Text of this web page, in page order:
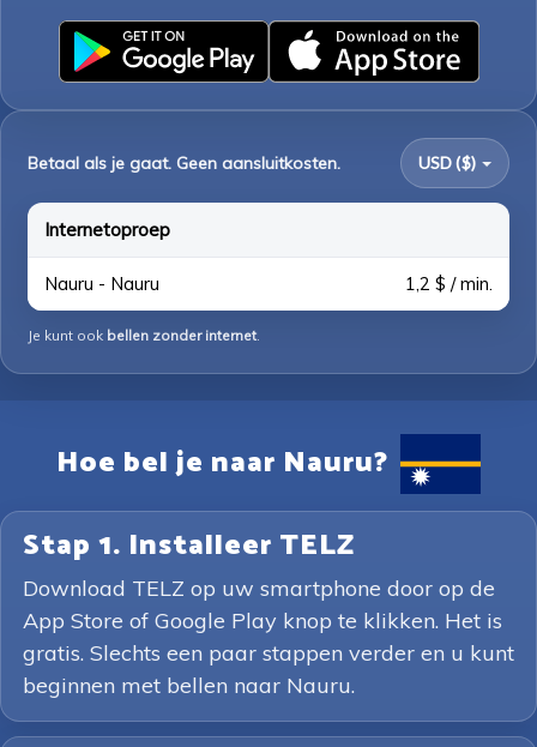
Betaal als je gaat. Geen aansluitkosten. USD ($)
Internetoproep
Nauru - Nauru 1,2 $ / min.
Je kunt ook bellen zonder internet.
Hoe bel je naar Nauru?
Stap 1. Installeer TELZ
Download TELZ op uw smartphone door op de
App Store of Google Play knop te klikken. Het is
gratis. Slechts een paar stappen verder en u kunt
beginnen met bellen naar Nauru.